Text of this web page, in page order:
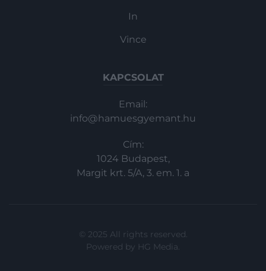
In
Vince
KAPCSOLAT
Email:
info@hamuesgyemant.hu
Cím:
1024 Budapest,
Margit krt. 5/A, 3. em. 1. a
© 2025 All rights reserved.
Powered by HG Media.